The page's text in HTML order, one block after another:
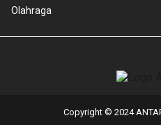
Olahraga
Copyright © 2024